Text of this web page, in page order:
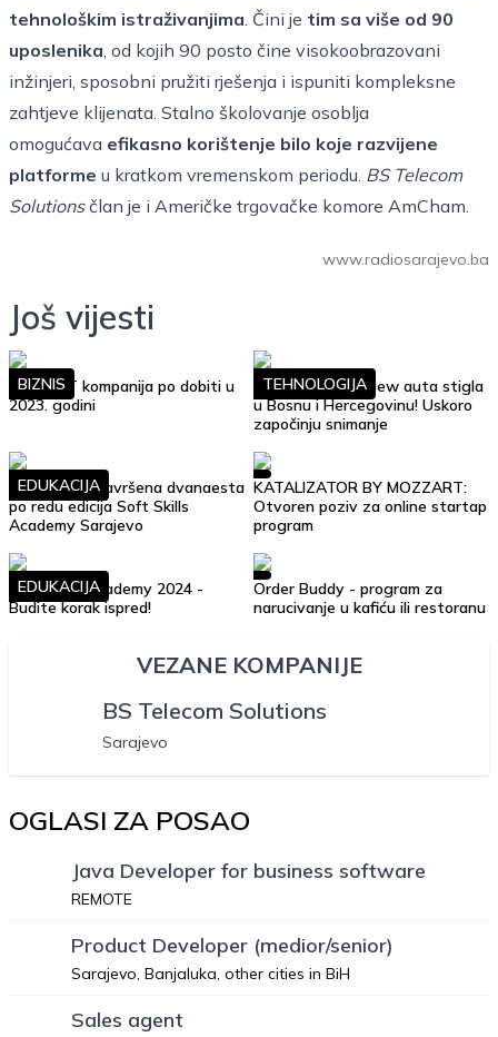
tehnološkim istraživanjima. Čini je tim sa više od 90
uposlenika, od kojih 90 posto čine visokoobrazovani
inžinjeri, sposobni pružiti rješenja i ispuniti kompleksne
zahtjeve klijenata. Stalno školovanje osoblja
omogućava efikasno korištenje bilo koje razvijene
platforme u kratkom vremenskom periodu. BS Telecom
Solutionsčlan je i Američke trgovačke komore AmCham.
www.radiosarajevo.ba
Još vijesti
Top 10 IT kompanija po dobiti u
2023. godini
BIZNIS
Google Street View auta stigla
u Bosnu i Hercegovinu! Uskoro
započinju snimanje
TEHNOLOGIJA
Uspješno je završena dvanaesta
po redu edicija Soft Skills
Academy Sarajevo
EDUKACIJA
KATALIZATOR BY MOZZART:
Otvoren poziv za online startap
program
Soft Skills Academy 2024 -
Budite korak ispred!
EDUKACIJA
Order Buddy - program za
narucivanje u kafiću ili restoranu
VEZANE KOMPANIJE
BS Telecom Solutions
Sarajevo
OGLASI ZA POSAO
Java Developer for business software
REMOTE
Product Developer (medior/senior)
Sarajevo, Banjaluka, other cities in BiH
Sales agent